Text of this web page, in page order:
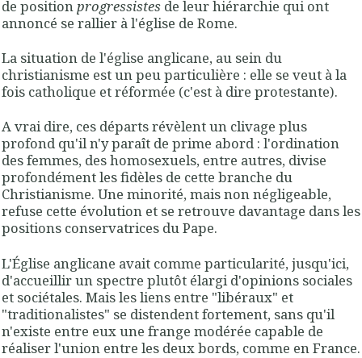
de positionprogressistes de leur hiérarchie qui ont
annoncé se rallier à l'église de Rome.
La situation de l'église anglicane, au sein du
christianisme est un peu particulière : elle se veut à la
fois catholique et réformée (c'est à dire protestante).
A vrai dire, ces départs révèlent un clivage plus
profond qu'il n'y paraît de prime abord : l'ordination
des femmes, des homosexuels, entre autres, divise
profondément les fidèles de cette branche du
Christianisme. Une minorité, mais non négligeable,
refuse cette évolution et se retrouve davantage dans les
positions conservatrices du Pape.
L'Église anglicane avait comme particularité, jusqu'ici,
d'accueillir un spectre plutôt élargi d'opinions sociales
et sociétales. Mais les liens entre "libéraux" et
"traditionalistes" se distendent fortement, sans qu'il
n'existe entre eux une frange modérée capable de
réaliser l'union entre les deux bords, comme en France.